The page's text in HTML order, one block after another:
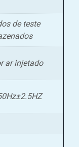
de teste
ar injetado